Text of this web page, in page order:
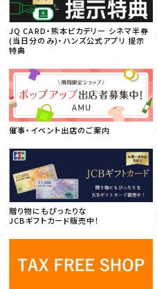
JQ CARD・熊本ピカデリー シネマ半券
(当日分のみ)・ハンズ公式アプリ 提示
特典
催事・イベント出店のご案内
贈り物にもぴったりな
JCBギフトカード販売中！